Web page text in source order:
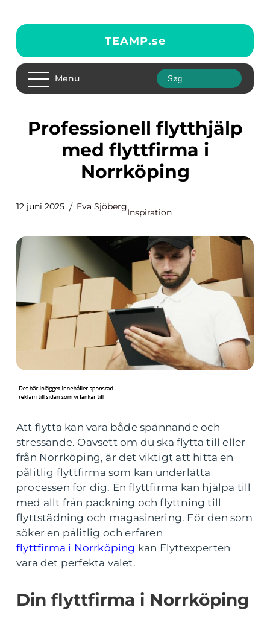
TEAMP.se
Menu
Professionell flytthjälp
med flyttfirma i
Norrköping
12 juni 2025 Eva Sjöberg
Inspiration
Att flytta kan vara både spännande och
stressande. Oavsett om du ska flytta till eller
från Norrköping, är det viktigt att hitta en
pålitlig flyttfirma som kan underlätta
processen för dig. En flyttfirma kan hjälpa till
med allt från packning och flyttning till
flyttstädning och magasinering. För den som
söker en pålitlig och erfaren
flyttfirma i Norrköping kan Flyttexperten
vara det perfekta valet.
Din flyttfirma i Norrköping